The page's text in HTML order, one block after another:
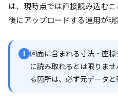
は、現時点では直接読み込む
後にアップロードする運用が現
i 図面に含まれる寸法・座
に読み取れるとは限りま
る箇所は、必ず元データと